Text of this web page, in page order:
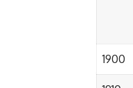
1900